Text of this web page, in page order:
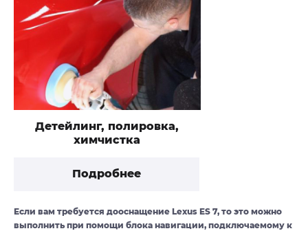
Детейлинг, полировка,
химчистка
Подробнее
Если вам требуется дооснащение Lexus ES 7, то это можно
выполнить при помощи блока навигации, подключаемому к